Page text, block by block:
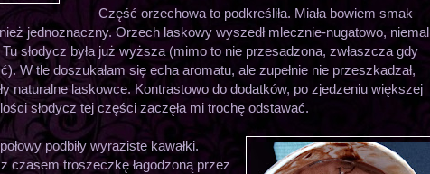
Część orzechowa to podkreśliła. Miała bowiem smak
jednoznaczny. Orzech laskowy wyszedł mlecznie-nugatowo, niemal
Tu słodycz była już wyższa (mimo to nie przesadzona, zwłaszcza gdy
W tle doszukałam się echa aromatu, ale zupełnie nie przeszkadzał,
naturalne laskowce. Kontrastowo do dodatków, po zjedzeniu większej
słodycz tej części zaczęła mi trochę odstawać.
podbiły wyraziste kawałki.
czasem troszeczkę łagodzoną przez